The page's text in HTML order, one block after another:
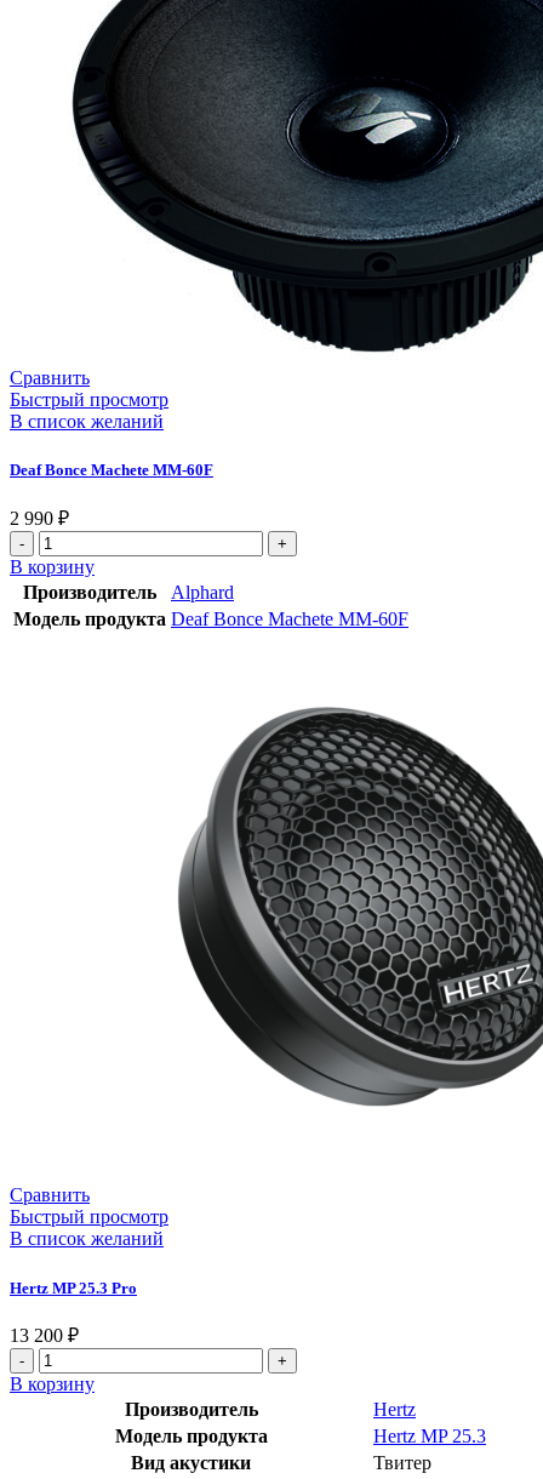
Сравнить
Быстрый просмотр
В список желаний
Deaf Bonce Machete MM-60F
2 990 ₽
В корзину
Производитель
Alphard
Модель продукта Deaf Bonce Machete MM-60F
Сравнить
Быстрый просмотр
В список желаний
Hertz MP 25.3 Pro
13 200 ₽
В корзину
Производитель
Hertz
Модель продукта
Hertz MP 25.3
Вид акустики
Твитер